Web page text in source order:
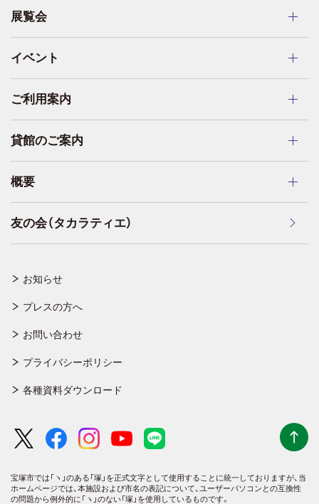
お知らせ
プレスの方へ
お問い合わせ
プライバシーポリシー
各種資料ダウンロード
展覧会
イベント
ご利用案内
貸館のご案内
概要
友の会（タカラティエ）
宝塚市では「ヽ」のある「塚」を正式文字として使用することに統一しておりますが、 当
ホームページでは、本施設および市名の表記について、ユーザーパソコンとの互換性
の問題から例外的に「ヽ」のない「塚」を使用しているものです。